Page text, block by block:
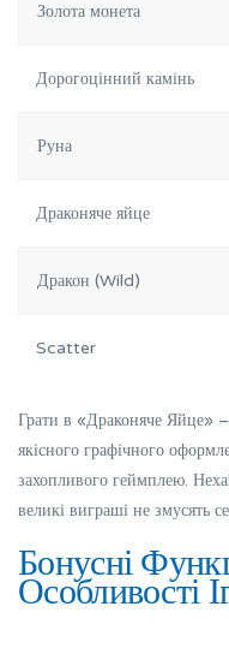
Золота монета
Дорогоцінний камінь
Руна
Драконяче яйце
Дракон (Wild)
Scatter
Грати в «Драконяче Яйце»
якісного графічного
захопливого геймплею.
великі виграші не змусять
Бонусні
Особливості